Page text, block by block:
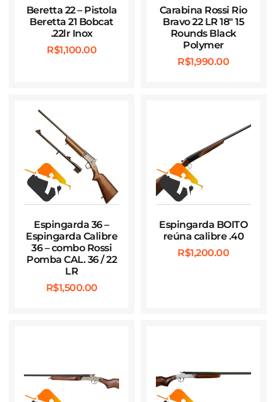
Beretta 22 – Pistola
Beretta 21 Bobcat
.22lr Inox
R$1,100.00
Carabina Rossi Rio
Bravo 22 LR 18″ 15
Rounds Black
Polymer
R$1,990.00
Espingarda 36 –
Espingarda Calibre
36 – combo Rossi
Pomba CAL. 36 / 22
LR
R$1,500.00
Espingarda BOITO
reúna calibre .40
R$1,200.00